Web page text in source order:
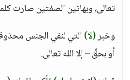
تعالى، وبهاتين الصفتين صارت
وخبر(لا)التي لنفي الجنس
أو بحقٍّ – إلا الله تعالى.